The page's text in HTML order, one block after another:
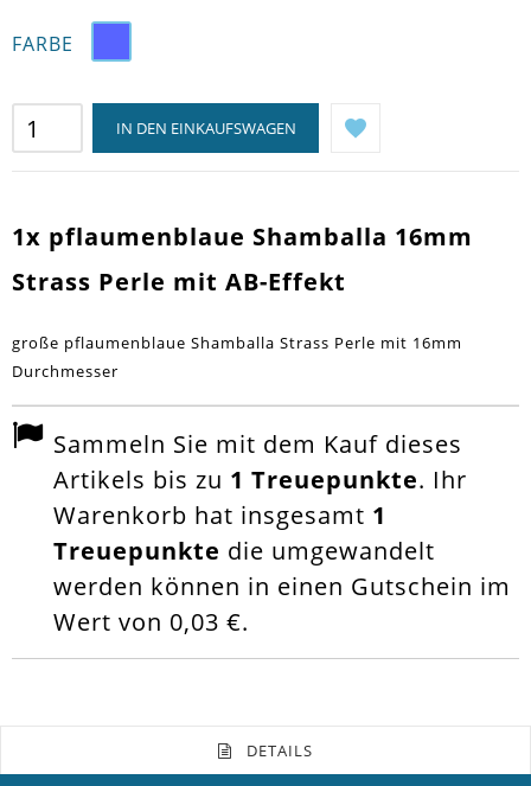
FARBE
IN DEN EINKAUFSWAGEN
1x pflaumenblaue Shamballa 16mm
Strass Perle mit AB-Effekt
große pflaumenblaue Shamballa Strass Perle mit 16mm
Durchmesser
Sammeln Sie mit dem Kauf dieses
Artikels bis zu 1 Treuepunkte. Ihr
Warenkorb hat insgesamt 1
Treuepunkte die umgewandelt
werden können in einen Gutschein im
Wert von 0,03 €.
DETAILS